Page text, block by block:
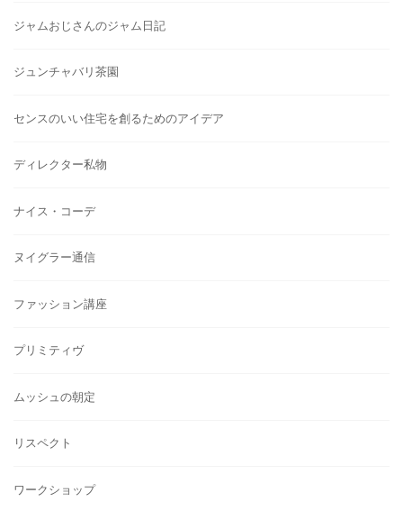
ジャムおじさんのジャム日記
ジュンチャバリ茶園
センスのいい住宅を創るためのアイデア
ディレクター私物
ナイス・コーデ
ヌイグラー通信
ファッション講座
プリミティヴ
ムッシュの朝定
リスペクト
ワークショップ